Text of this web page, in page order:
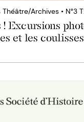
Théâtre/Archives • N°3
! Excursions
et les coulisses